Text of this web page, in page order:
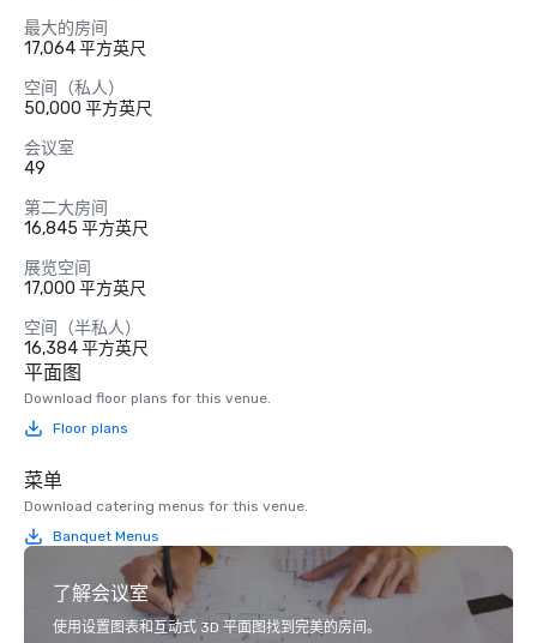
最大的房间
17,064 平方英尺
空间（私人）
50,000 平方英尺
会议室
49
第二大房间
16,845 平方英尺
展览空间
17,000 平方英尺
空间（半私人）
16,384 平方英尺
平面图
Download floor plans for this venue.
Floor plans
菜单
Download catering menus for this venue.
Banquet Menus
了解会议室
使用设置图表和互动式 3D 平面图找到完美的房间。